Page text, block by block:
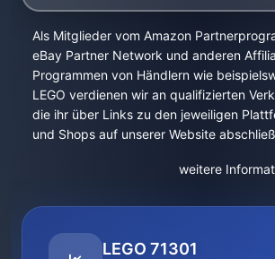
Als Mitglieder vom Amazon
eBay Partner Network und anderen
Programmen von Händlern wie
LEGO verdienen wir an qualifizierten
die ihr über Links zu den jeweiligen
und Shops auf unserer Website
weitere
LEGO 71301